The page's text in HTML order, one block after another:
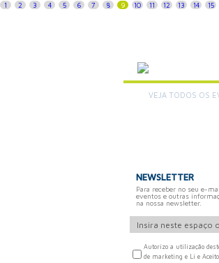
1 2 3 4 5 6 7 8 9 10 11 12 13 14 15
VEJA TODOS OS
NEWSLETTER
Para receber no seu e-
eventos e outras
na nossa newsletter.
Autorizo a utilização
de marketing e Li e